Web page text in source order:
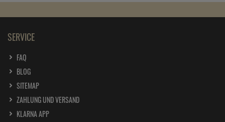
SERVICE
FAQ
BLOG
SITEMAP
ZAHLUNG UND VERSAND
KLARNA APP